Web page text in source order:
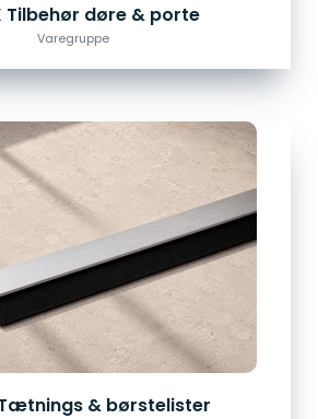
Tilbehør døre & porte
Varegruppe
Tætnings & børstelister